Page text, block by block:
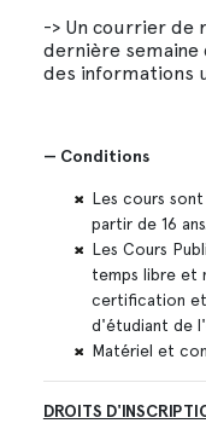
-> Un courrier de
dernière
des informations
— Conditions
Les cours
partir de 16 ans.
Les Cours
temps libre et
certification
d'étudiant de
Matériel et
DROITS